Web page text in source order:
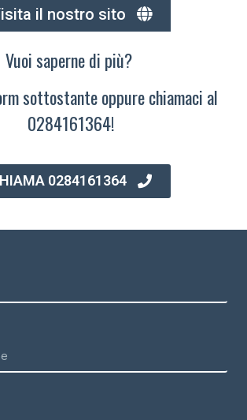
il nostro sito
Vuoi saperne di più?
sottostante oppure chiamaci al
0284161364!
0284161364